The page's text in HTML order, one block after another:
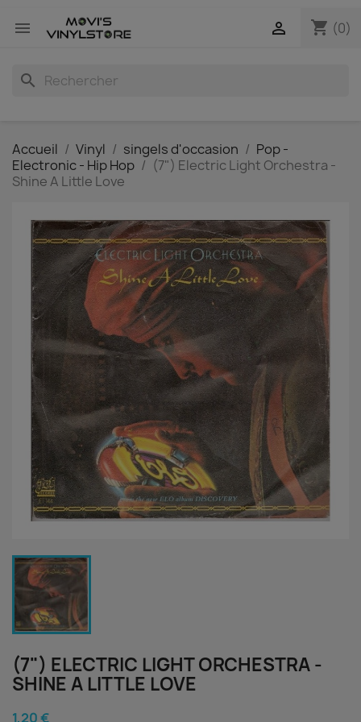
 shopping_cart (0)

search
Accueil Vinyl singels d'occasion
Pop -
Electronic - Hip Hop
(7") Electric Light Orchestra -
Shine A Little Love
(7") ELECTRIC LIGHT ORCHESTRA -
SHINE A LITTLE LOVE
1,20 €